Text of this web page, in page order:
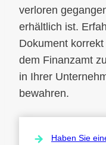
verloren
erhältlich ist.
Dokument
dem Finanzamt
in Ihrer
bewahren.
Haben Sie